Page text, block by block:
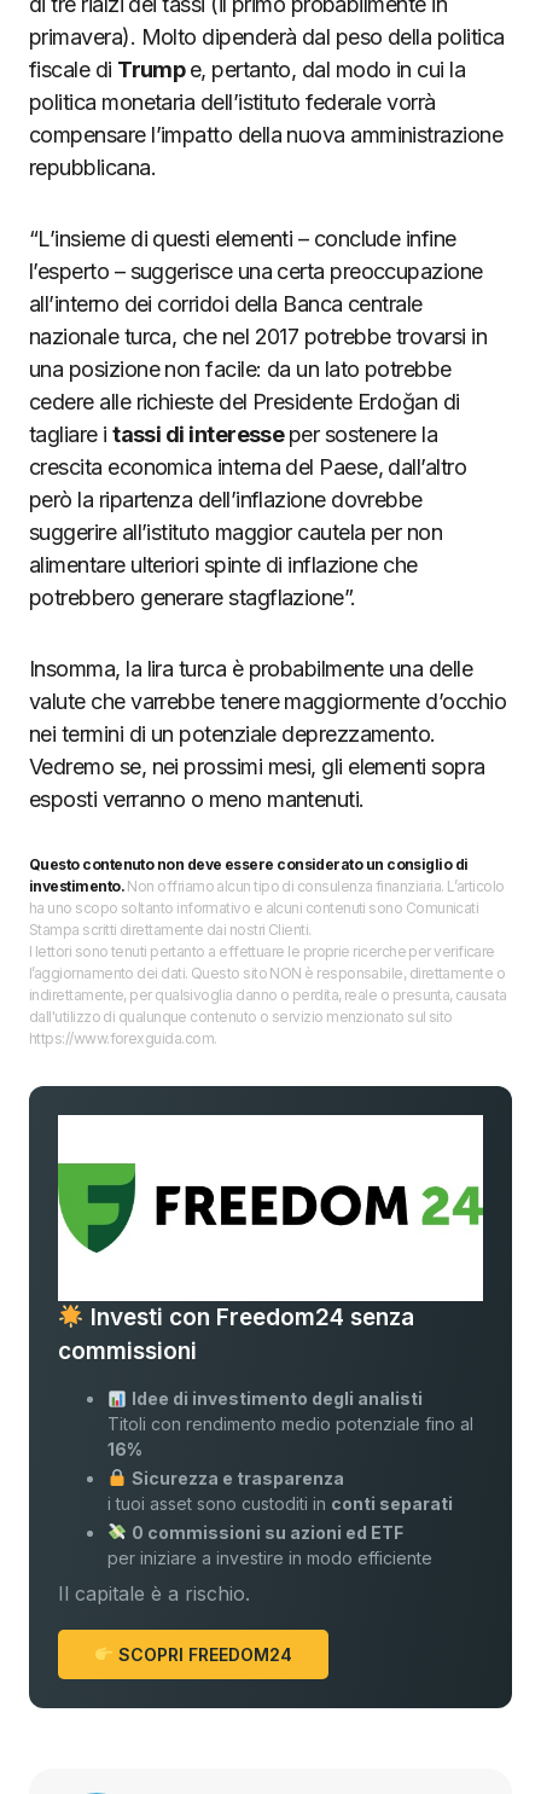
primavera). Molto dipenderà dal peso della politica
fiscale di Trumpe, pertanto, dal modo in cui la
politica monetaria dell’istituto federale vorrà
compensare l’impatto della nuova amministrazione
repubblicana.
“L’insieme di questi elementi – conclude infine
l’esperto – suggerisce una certa preoccupazione
all’interno dei corridoi della Banca centrale
nazionale turca, che nel 2017 potrebbe trovarsi in
una posizione non facile: da un lato potrebbe
cedere alle richieste del Presidente Erdoğan di
tagliare itassi di interesseper sostenere la
crescita economica interna del Paese, dall’altro
però la ripartenza dell’inflazione dovrebbe
suggerire all’istituto maggior cautela per non
alimentare ulteriori spinte di inflazione che
potrebbero generare stagflazione”.
Insomma, la lira turca è probabilmente una delle
valute che varrebbe tenere maggiormente d’occhio
nei termini di un potenziale deprezzamento.
Vedremo se, nei prossimi mesi, gli elementi sopra
esposti verranno o meno mantenuti.
Questo contenuto non deve essere considerato un consiglio di
investimento.Non offriamo alcun tipo di consulenza finanziaria. L’articolo
ha uno scopo soltanto informativo e alcuni contenuti sono Comunicati
Stampa scritti direttamente dai nostri Clienti.
I lettori sono tenuti pertanto a effettuare le proprie ricerche per verificare
l’aggiornamento dei dati. Questo sito NON è responsabile, direttamente o
indirettamente, per qualsivoglia danno o perdita, reale o presunta, causata
dall'utilizzo di qualunque contenuto o servizio menzionato sul sito
https://www.forexguida.com.
Investi con Freedom24 senza
commissioni
Idee di investimento degli analisti
Titoli con rendimento medio potenziale fino al
16%
Sicurezza e trasparenza
i tuoi asset sono custoditi in conti separati
0 commissioni su azioni ed ETF
per iniziare a investire in modo efficiente
Il capitale è a rischio.
SCOPRI FREEDOM24